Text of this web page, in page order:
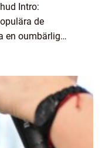
Intro:
de
en oumbärlig